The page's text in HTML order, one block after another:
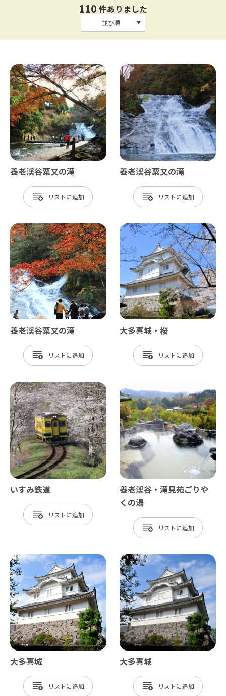
110 件ありました
並び順
養老渓谷粟又の滝
リスト
養老渓谷粟又の滝
リスト
養老渓谷粟又の滝
リスト
大多喜城・桜
リスト
いすみ鉄道
リスト
養老渓谷・滝見苑ごりや
くの湯
リスト
大多喜城
リスト
大多喜城
リスト